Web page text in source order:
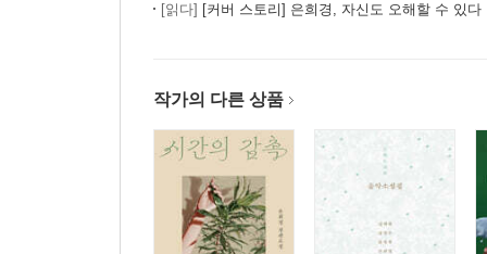
[읽다] [커버 스토리] 은희경, 자신도 오해할 수 있다
작가의 다른 상품